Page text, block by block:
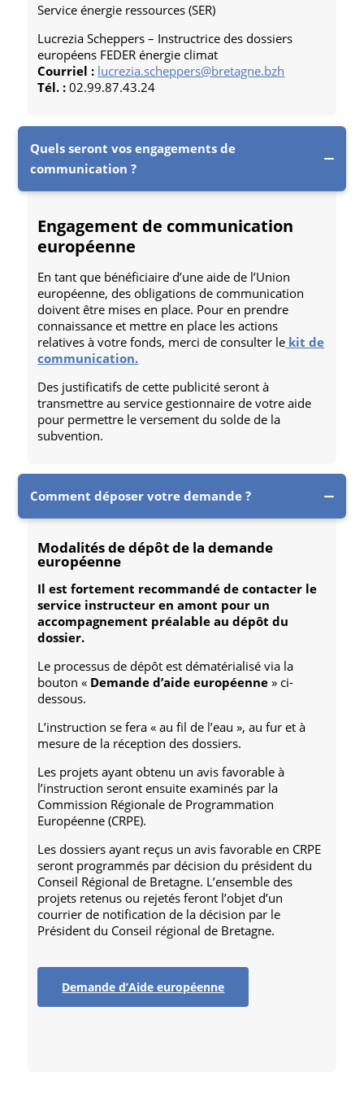
Service énergie ressources (SER)
Lucrezia Scheppers – Instructrice des dossiers
européens FEDER énergie climat
Courriel : lucrezia.scheppers@bretagne.bzh
Tél. :02.99.87.43.24
Quels seront vos engagements de
communication ?
Engagement de communication
européenne
En tant que bénéficiaire d’une aide de l’Union
européenne, des obligations de communication
doivent être mises en place. Pour en prendre
connaissance et mettre en place les actions
relatives à votre fonds, merci de consulter le kit de
communication.
Des justificatifs de cette publicité seront à
transmettre au service gestionnaire de votre aide
pour permettre le versement du solde de la
subvention.
Comment déposer votre demande ?
Modalités de dépôt de la demande
européenne
Il est fortement recommandé de contacter le
service instructeur en amont pour un
accompagnement préalable au dépôt du
dossier.
Le processus de dépôt est dématérialisé via la
bouton « Demande d’aide européenne » ci-
dessous.
L’instruction se fera « au fil de l’eau », au fur et à
mesure de la réception des dossiers.
Les projets ayant obtenu un avis favorable à
l’instruction seront ensuite examinés par la
Commission Régionale de Programmation
Européenne (CRPE).
Les dossiers ayant reçus un avis favorable en CRPE
seront programmés par décision du président du
Conseil Régional de Bretagne. L’ensemble des
projets retenus ou rejetés feront l’objet d’un
courrier de notification de la décision par le
Président du Conseil régional de Bretagne.
Demande d’Aide européenne